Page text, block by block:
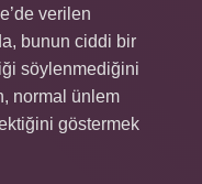
verilen
bunun ciddi bir
söylenmediğini
normal ünlem
göstermek